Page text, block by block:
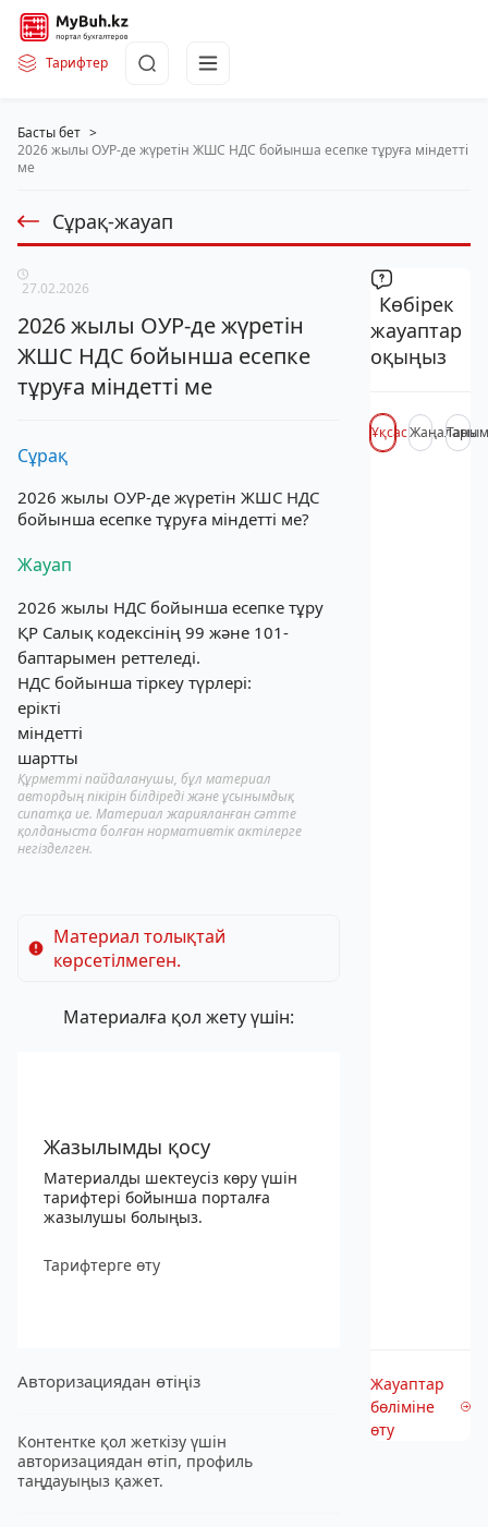
Тарифтер
Басты бет >
2026 жылы ОУР-де жүретін ЖШС НДС бойынша есепке тұруға міндетті
ме
Сұрақ-жауап
27.02.2026
2026 жылы ОУР-де жүретін
ЖШС НДС бойынша есепке
тұруға міндетті ме
Сұрақ
2026 жылы ОУР-де жүретін ЖШС НДС
бойынша есепке тұруға міндетті ме?
Жауап
2026 жылы НДС бойынша есепке тұру
ҚР Салық кодексінің 99 және 101-
баптарымен реттеледі.
НДС бойынша тіркеу түрлері:
ерікті
міндетті
шартты
Құрметті пайдаланушы, бұл материал
автордың пікірін білдіреді және ұсынымдық
сипатқа ие. Материал жарияланған сәтте
қолданыста болған нормативтік актілерге
негізделген.
Материал толықтай
көрсетілмеген.
Материалға қол жету үшін:
Жазылымды қосу
Материалды шектеусіз көру үшін
тарифтері бойынша порталға
жазылушы болыңыз.
Тарифтерге өту
Авторизациядан өтіңіз
Контентке қол жеткізу үшін
авторизациядан өтіп, профиль
таңдауыңыз қажет.
Көбірек
жауаптар
оқыңыз
ҰқсасЖаңалары
Жауаптар
бөліміне
өту